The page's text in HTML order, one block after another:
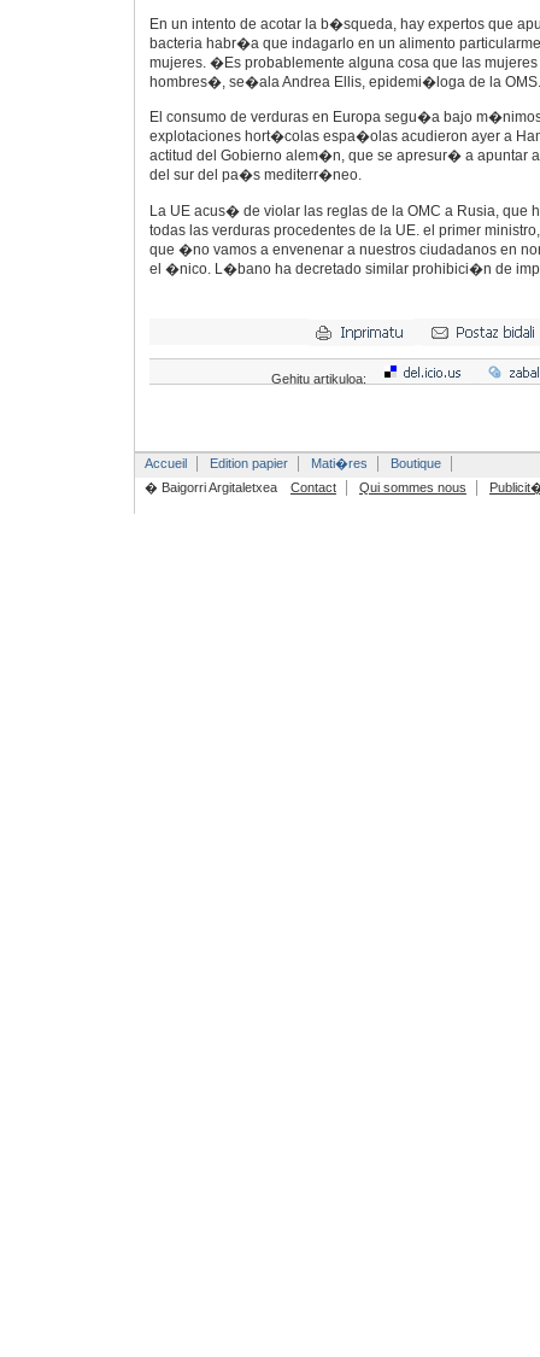
En un intento de acotar la b�squeda, hay expertos que
bacteria habr�a que indagarlo en un alimento
mujeres. �Es probablemente alguna cosa que las
hombres�, se�ala Andrea Ellis, epidemi�loga de la OMS.
El consumo de verduras en Europa segu�a bajo
explotaciones hort�colas espa�olas acudieron ayer a
actitud del Gobierno alem�n, que se apresur� a apuntar
del sur del pa�s mediterr�neo.
La UE acus� de violar las reglas de la OMC a Rusia, que
todas las verduras procedentes de la UE. el primer
que �no vamos a envenenar a nuestros ciudadanos en
el �nico. L�bano ha decretado similar prohibici�n de
Gehitu artikuloa:
Accueil Edition papier Mati�res
Boutique
� Baigorri Argitaletxea
Contact Qui sommes nous